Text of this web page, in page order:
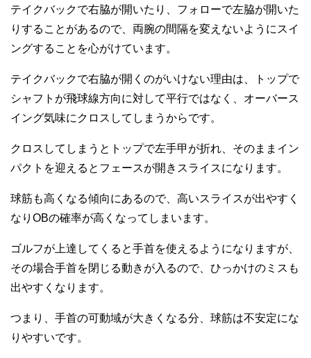
テイクバックで右脇が開いたり、フォローで左脇が開いた
りすることがあるので、両腕の間隔を変えないようにスイ
ングすることを心がけています。
テイクバックで右脇が開くのがいけない理由は、トップで
シャフトが飛球線方向に対して平行ではなく、オーバース
イング気味にクロスしてしまうからです。
クロスしてしまうとトップで左手甲が折れ、そのままイン
パクトを迎えるとフェースが開きスライスになります。
球筋も高くなる傾向にあるので、高いスライスが出やすく
なりOBの確率が高くなってしまいます。
ゴルフが上達してくると手首を使えるようになりますが、
その場合手首を閉じる動きが入るので、ひっかけのミスも
出やすくなります。
つまり、手首の可動域が大きくなる分、球筋は不安定にな
りやすいです。